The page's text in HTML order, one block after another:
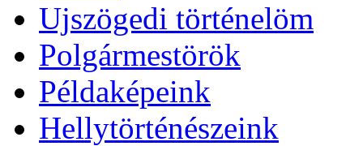
Ujszögedi történelöm
Polgármestörök
Példaképeink
Hellytörténészeink